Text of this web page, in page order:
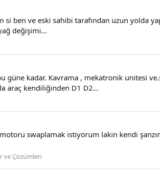
ben ve eski sahibi tarafından uzun yolda
değişimi...
güne kadar. Kavrama , mekatronik unitesi
araç kendiliğinden D1 D2...
swaplamak istiyorum lakin kendi
ve Çözümleri